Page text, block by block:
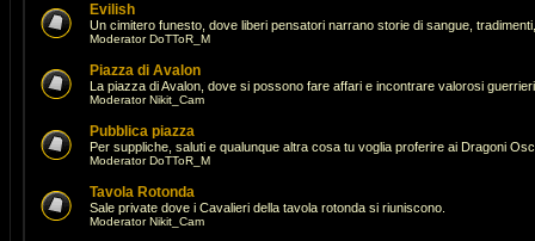
Evilish
Un cimitero funesto, dove liberi pensatori narrano storie di sangue,
ModeratorDoTToR_M
Piazza di Avalon
La piazza di Avalon, dove si possono fare affari e incontrare valorosi
ModeratorNikit_Cam
Pubblica piazza
Per suppliche, saluti e qualunque altra cosa tu voglia proferire ai Dragoni
ModeratorDoTToR_M
Tavola Rotonda
Sale private dove i Cavalieri della tavola rotonda si riuniscono.
ModeratorNikit_Cam